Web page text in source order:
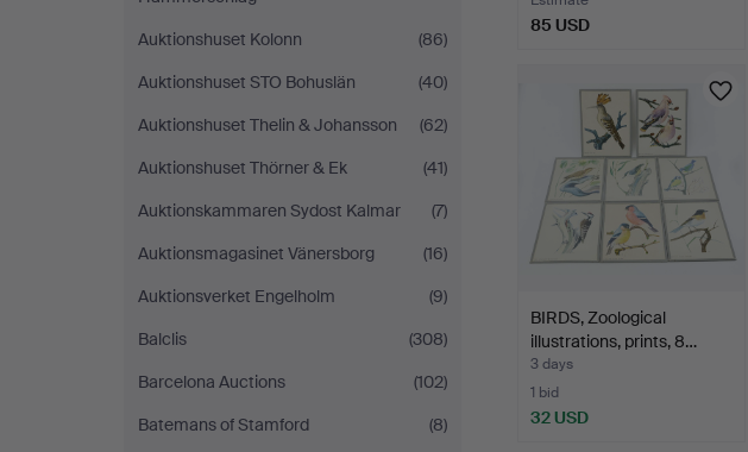
Auktionshuset Kolonn
(86)
Auktionshuset STO Bohuslän
(40)
Auktionshuset Thelin & Johansson
(62)
Auktionshuset Thörner & Ek
(41)
Auktionskammaren Sydost Kalmar
(7)
Auktionsmagasinet Vänersborg
(16)
Auktionsverket Engelholm
(9)
Balclis
(308)
Barcelona Auctions
(102)
Batemans of Stamford
(8)
85 USD
BIRDS, Zoological
illustrations, prints, 8…
3 days
1 bid
32 USD